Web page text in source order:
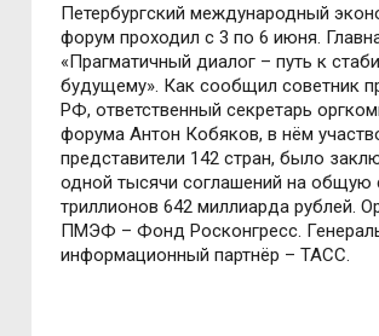
Петербургский международный
форум проходил с 3 по 6 июня.
«Прагматичный диалог – путь к
будущему». Как сообщил советник
РФ, ответственный секретарь
форума Антон Кобяков, в нём
представители 142 стран, было
одной тысячи соглашений на общую
триллионов 642 миллиарда рублей.
ПМЭФ – Фонд Росконгресс.
информационный партнёр – ТАСС.